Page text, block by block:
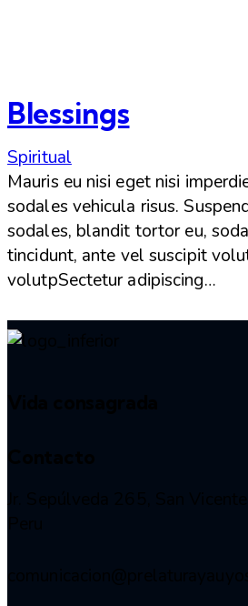
Blessings
Spiritual
Mauris eu nisi eget nisi
sodales vehicula risus.
sodales, blandit tortor eu,
tincidunt, ante vel suscipit
volutpSectetur adipiscing…